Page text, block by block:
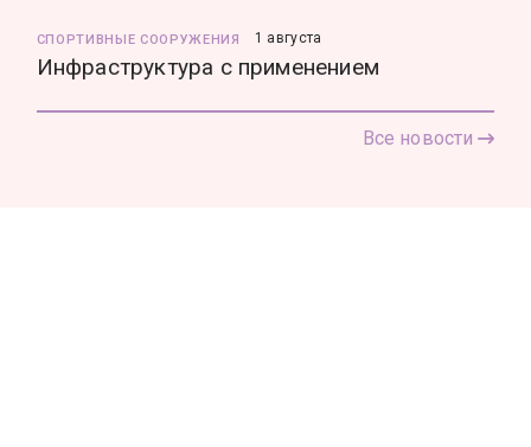
СПОРТИВНЫЕ СООРУЖЕНИЯ 1 августа
Инфраструктура с применением
Все новости